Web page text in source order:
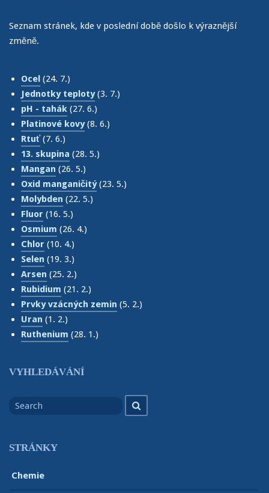
Seznam stránek, kde v poslední době došlo k výraznější
změně.
Ocel (24. 7.)
Jednotky teploty(3. 7.)
pH - tahák (27. 6.)
Platinové kovy(8. 6.)
Rtuť(7. 6.)
13. skupina (28. 5.)
Mangan (26. 5.)
Oxid manganičitý(23. 5.)
Molybden (22. 5.)
Fluor (16. 5.)
Osmium (26. 4.)
Chlor (10. 4.)
Selen (19. 3.)
Arsen (25. 2.)
Rubidium (21. 2.)
Prvky vzácných zemin (5. 2.)
Uran (1. 2.)
Ruthenium (28. 1.)
VYHLEDÁVÁNÍ
for
STRÁNKY
Chemie